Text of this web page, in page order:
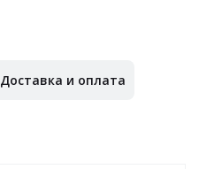
Доставка и оплата